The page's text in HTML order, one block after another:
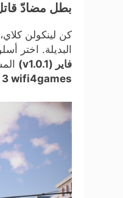
بطل مضادّ
كن لينكولن
البديلة. اختر
فاير (v1.0.1)
3 wifi4games